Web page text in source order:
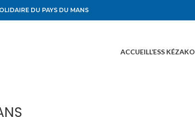
DU PAYS DU MANS
ACCUEILL’ESS KÉZAKO